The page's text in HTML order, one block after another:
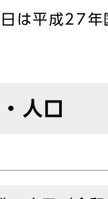
は平成27年
人口